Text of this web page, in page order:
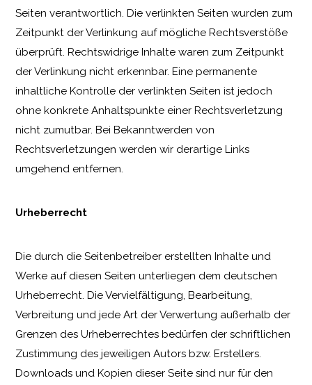
Seiten verantwortlich. Die verlinkten Seiten wurden zum
Zeitpunkt der Verlinkung auf mögliche Rechtsverstöße
überprüft. Rechtswidrige Inhalte waren zum Zeitpunkt
der Verlinkung nicht erkennbar. Eine permanente
inhaltliche Kontrolle der verlinkten Seiten ist jedoch
ohne konkrete Anhaltspunkte einer Rechtsverletzung
nicht zumutbar. Bei Bekanntwerden von
Rechtsverletzungen werden wir derartige Links
umgehend entfernen.
Urheberrecht
Die durch die Seitenbetreiber erstellten Inhalte und
Werke auf diesen Seiten unterliegen dem deutschen
Urheberrecht. Die Vervielfältigung, Bearbeitung,
Verbreitung und jede Art der Verwertung außerhalb der
Grenzen des Urheberrechtes bedürfen der schriftlichen
Zustimmung des jeweiligen Autors bzw. Erstellers.
Downloads und Kopien dieser Seite sind nur für den